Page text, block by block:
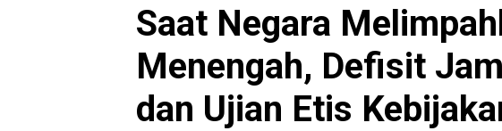
Saat Negara
Menengah, Defisit
dan Ujian Etis